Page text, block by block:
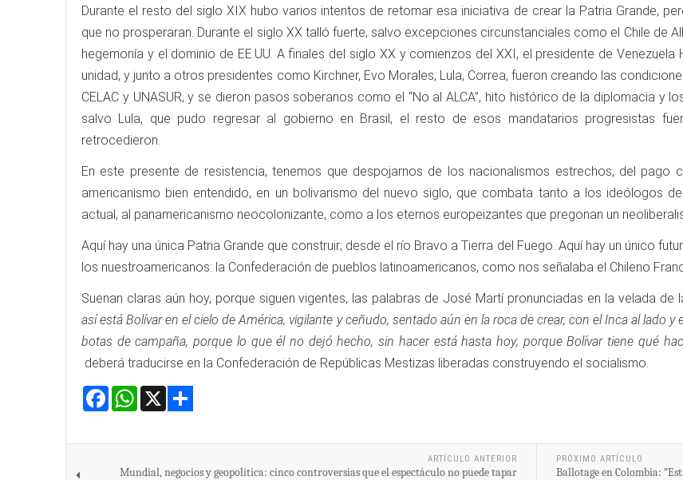
Durante el resto del siglo XIX hubo varios intentos de retomar esa iniciativa de crear la Patria Grande,
que no prosperaran. Durante el siglo XX talló fuerte, salvo excepciones circunstanciales como el Chile de
hegemonía y el dominio de EE.UU. A finales del siglo XX y comienzos del XXI, el presidente de
unidad, y junto a otros presidentes como Kirchner, Evo Morales, Lula, Correa, fueron creando las
CELAC y UNASUR, y se dieron pasos soberanos como el “No al ALCA”, hito histórico de la diplomacia y
salvo Lula, que pudo regresar al gobierno en Brasil, el resto de esos mandatarios progresistas
retrocedieron.
En este presente de resistencia, tenemos que despojarnos de los nacionalismos estrechos, del pago
americanismo bien entendido, en un bolivarismo del nuevo siglo, que combata tanto a los ideólogos
actual, al panamericanismo neocolonizante, como a los eternos europeizantes que pregonan un
Aquí hay una única Patria Grande que construir; desde el río Bravo a Tierra del Fuego. Aquí hay un único
los nuestroamericanos: la Confederación de pueblos latinoamericanos, como nos señalaba el Chileno
Suenan claras aún hoy, porque siguen vigentes, las palabras de José Martí pronunciadas en la velada de
así está Bolívar en el cielo de América, vigilante y ceñudo, sentado aún en la roca de crear, con el Inca al lado
botas de campaña, porque lo que él no dejó hecho, sin hacer está hasta hoy; porque Bolívar tiene qué
deberá traducirse en la Confederación de Repúblicas Mestizas liberadas construyendo el socialismo.
Facebook
WhatsApp
ARTÍCULO ANTERIOR
Mundial, negocios y geopolítica: cinco controversias que el espectáculo no puede tapar
PRÓXIMO ARTÍCULO
Ballotage en Colombia: